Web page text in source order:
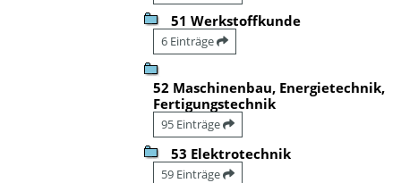
51 Werkstoffkunde
6 Einträge
52 Maschinenbau, Energietechnik,
Fertigungstechnik
95 Einträge
53 Elektrotechnik
59 Einträge